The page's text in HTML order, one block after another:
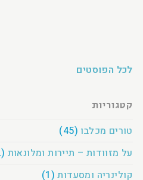
לכל הפוסטים
קטגוריות
טורים מכלבו (45)
על מזוודות – תיירות ומלונאות (2)
קולינריה ומסעדות (1)